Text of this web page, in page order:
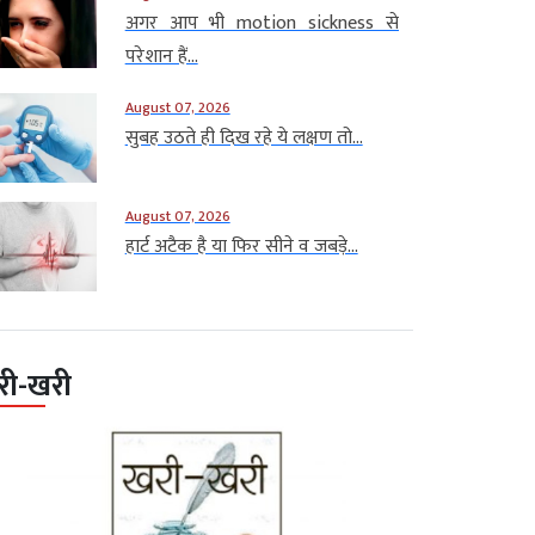
अगर आप भी motion sickness से
परेशान हैं...
August 07, 2026
सुबह उठते ही दिख रहे ये लक्षण तो...
August 07, 2026
हार्ट अटैक है या फिर सीने व जबड़े...
खरी